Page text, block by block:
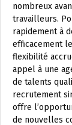
nombreux
travailleurs.
rapidement à
efficacement
flexibilité
appel à une
de talents
recrutement
offre
de nouvelles